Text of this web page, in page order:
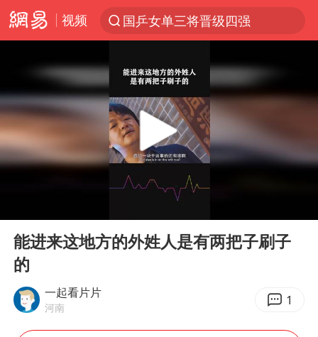
视频
国乒女单三将晋级四强
马克·艾伦退出斯诺克中国公开赛
央视新主播李秋莹孙亚鹏亮相
情侣平潭拍日出坠崖1死1伤
白海豚将正面袭击贯穿浙江
Play
能进来这地方的外姓人是有两把子刷子
的
一起看片片
河南 1